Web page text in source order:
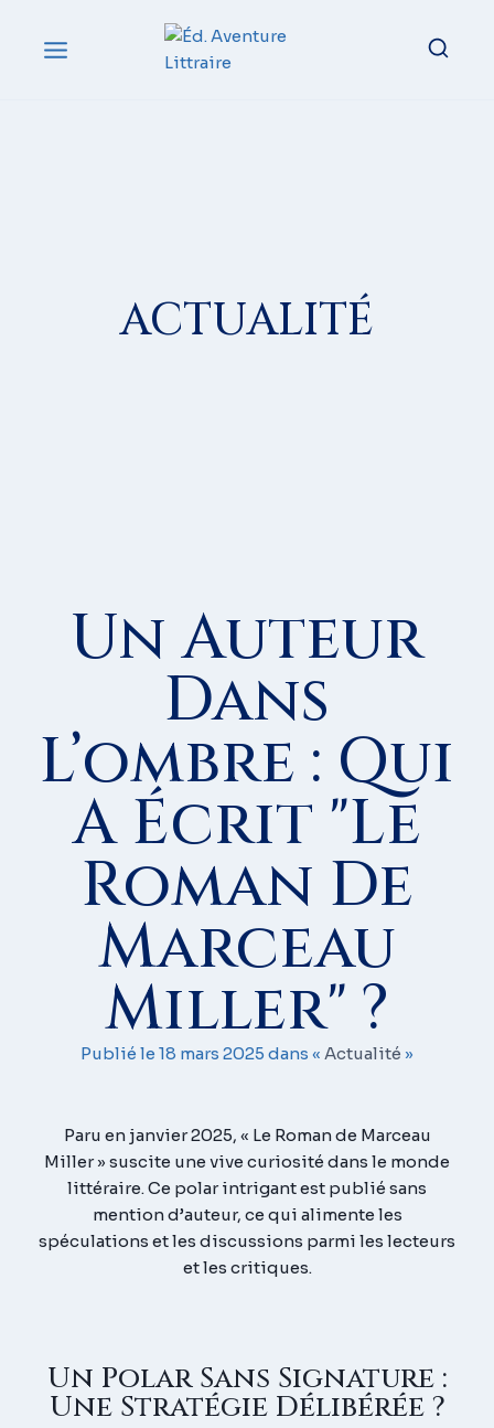
ACTUALITÉ
Un Auteur
Dans
L’ombre : Qui
A Écrit "Le
Roman De
Marceau
Miller" ?
Publié le 18 mars 2025 dans « Actualité »
Paru en janvier 2025, « Le Roman de Marceau
Miller » suscite une vive curiosité dans le monde
littéraire.Ce polar intrigant est publié sans
mention d’auteur, ce qui alimente les
spéculations et les discussions parmi les lecteurs
et les critiques.
Un Polar Sans Signature :
Une Stratégie Délibérée ?